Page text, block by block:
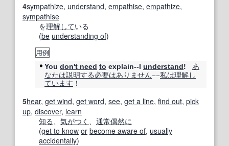
4sympathize, understand, empathise, empathize,
sympathise
を理解している
(be understanding of)
用例
You don't need to explain--I understand!
あ
なたは説明する必要はあり ません−−私は理解し
ています ！
5hear, get wind, get word, see, get a line, find out, pick
up, discover, learn
知る
気がつく 通常偶然に
(get to know or become aware of, usually
accidentally)